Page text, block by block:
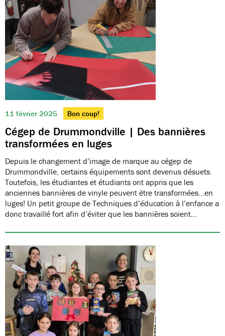
11 février 2025 Bon coup!
Cégep de Drummondville | Des bannières
transformées en luges
Depuis le changement d’image de marque au cégep de
Drummondville, certains équipements sont devenus désuets.
Toutefois, les étudiantes et étudiants ont appris que les
anciennes bannières de vinyle peuvent être transformées…en
luges! Un petit groupe de Techniques d’éducation à l’enfance a
donc travaillé fort afin d’éviter que les bannières soient…